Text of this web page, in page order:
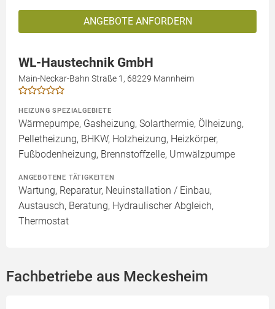
ANGEBOTE ANFORDERN
WL-Haustechnik GmbH
Main-Neckar-Bahn Straße 1, 68229 Mannheim
HEIZUNG SPEZIALGEBIETE
Wärmepumpe, Gasheizung, Solarthermie, Ölheizung,
Pelletheizung, BHKW, Holzheizung, Heizkörper,
Fußbodenheizung, Brennstoffzelle, Umwälzpumpe
ANGEBOTENE TÄTIGKEITEN
Wartung, Reparatur, Neuinstallation / Einbau,
Austausch, Beratung, Hydraulischer Abgleich,
Thermostat
Fachbetriebe aus Meckesheim